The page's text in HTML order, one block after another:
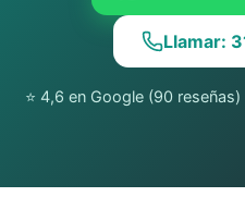
Llamar:
⭐ 4,6 en Google (90